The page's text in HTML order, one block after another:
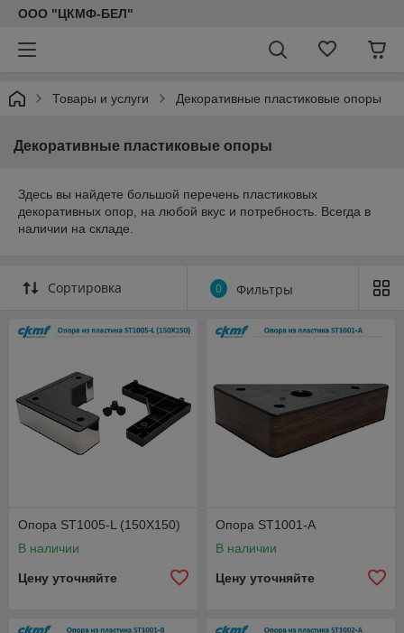
ООО "ЦКМФ-БЕЛ"
Товары и услуги Декоративные пластиковые опоры
Декоративные пластиковые опоры
Здесь вы найдете большой перечень пластиковых
декоративных опор, на любой вкус и потребность. Всегда в
наличии на складе.
Сортировка 0 Фильтры
Опора ST1005-L (150Х150)
В наличии
Цену уточняйте
Опора ST1001-A
В наличии
Цену уточняйте